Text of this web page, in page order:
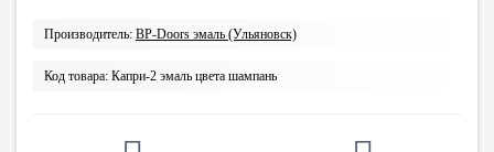
Производитель: BP-Doors эмаль (Ульяновск)
Код товара: Капри-2 эмаль цвета шампань